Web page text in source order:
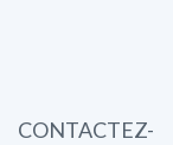
CONTACTEZ-